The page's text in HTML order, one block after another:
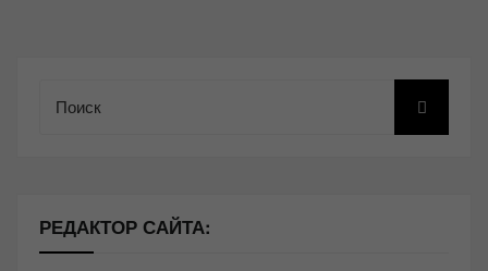
РЕДАКТОР САЙТА: